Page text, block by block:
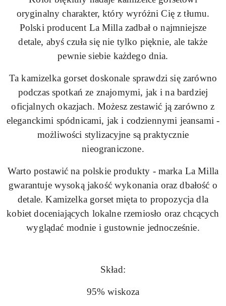
oryginalny charakter, który wyróżni Cię z tłumu.
Polski producent La Milla zadbał o najmniejsze
detale, abyś czuła się nie tylko pięknie, ale także
pewnie siebie każdego dnia.
Ta kamizelka gorset doskonale sprawdzi się zarówno
podczas spotkań ze znajomymi, jak i na bardziej
oficjalnych okazjach. Możesz zestawić ją zarówno z
eleganckimi spódnicami, jak i codziennymi jeansami -
możliwości stylizacyjne są praktycznie
nieograniczone.
Warto postawić na polskie produkty - marka La Milla
gwarantuje wysoką jakość wykonania oraz dbałość o
detale. Kamizelka gorset mięta to propozycja dla
kobiet doceniających lokalne rzemiosło oraz chcących
wyglądać modnie i gustownie jednocześnie.
Skład:
95% wiskoza